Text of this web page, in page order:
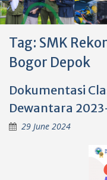
Tag: SMK
Bogor Depok
Dokumentasi
Dewantara
29 June 2024